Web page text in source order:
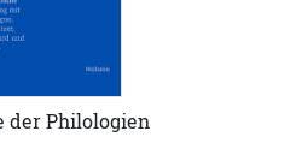
der Philologien